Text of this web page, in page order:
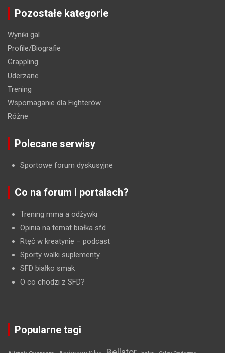
Pozostałe kategorie
Wyniki gal
Profile/Biografie
Grappling
Uderzane
Trening
Wspomaganie dla Fighterów
Różne
Polecane serwisy
Sportowe forum dyskusyjne
Co na forum i portalach?
Trening mma a odżywki
Opinia na temat białka sfd
Rtęć w kreatynie – podcast
Sporty walki suplementy
SFD białko smak
O co chodzi z SFD?
Popularne tagi